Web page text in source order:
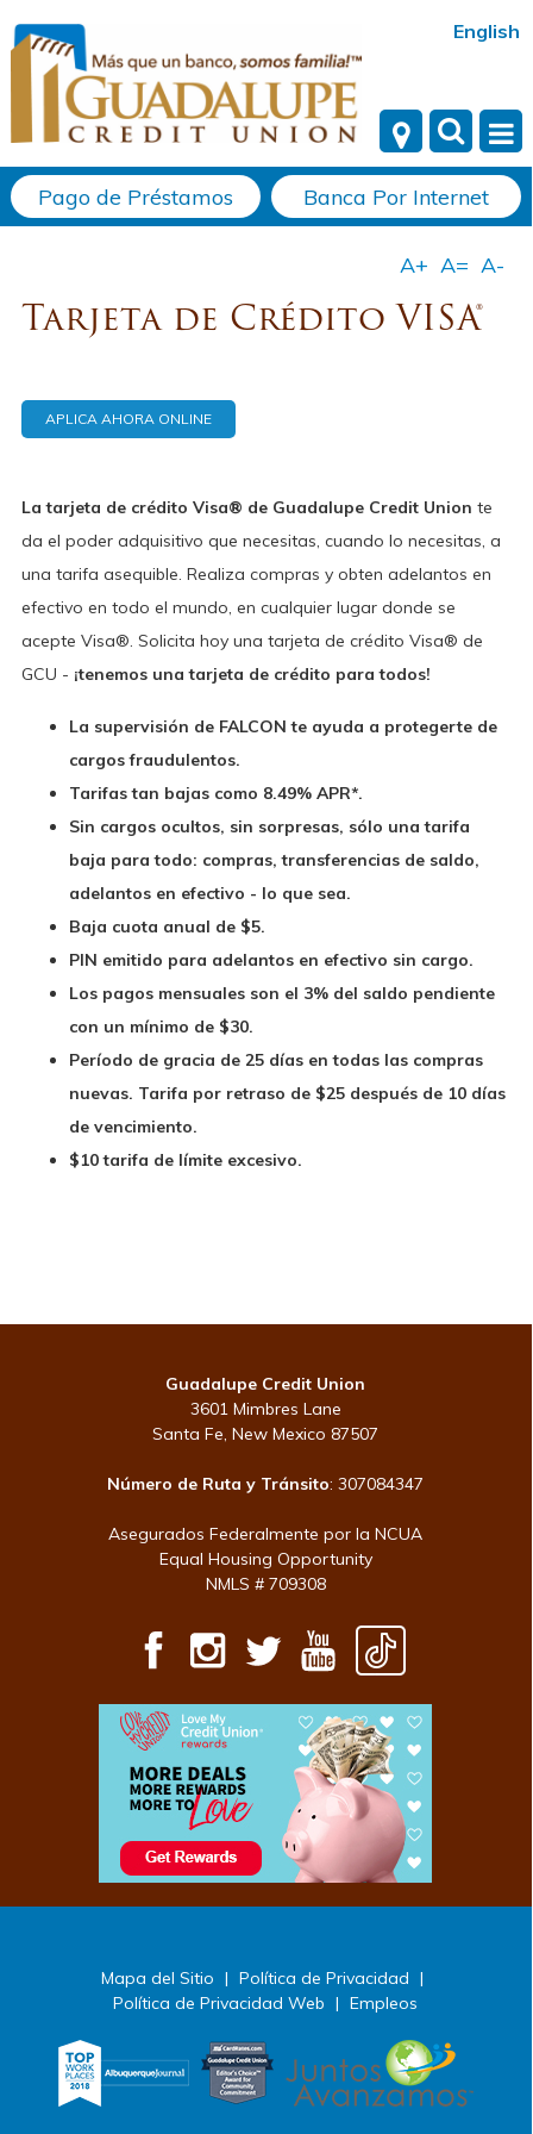
English
Pago de Préstamos Banca Por Internet
Tarjeta de Crédito VISA®
APLICA AHORA ONLINE
La tarjeta de crédito Visa® de Guadalupe Credit Union te
da el poder adquisitivo que necesitas, cuando lo necesitas, a
una tarifa asequible. Realiza compras y obten adelantos en
efectivo en todo el mundo, en cualquier lugar donde se
acepte Visa®. Solicita hoy una tarjeta de crédito Visa® de
GCU - ¡tenemos una tarjeta de crédito para todos!
La supervisión de FALCON te ayuda a protegerte de
cargos fraudulentos.
Tarifas tan bajas como 8.49% APR*.
Sin cargos ocultos, sin sorpresas, sólo una tarifa
baja para todo: compras, transferencias de saldo,
adelantos en efectivo - lo que sea.
Baja cuota anual de $5.
PIN emitido para adelantos en efectivo sin cargo.
Los pagos mensuales son el 3% del saldo pendiente
con un mínimo de $30.
Período de gracia de 25 días en todas las compras
nuevas. Tarifa por retraso de $25 después de 10 días
de vencimiento.
$10 tarifa de límite excesivo.
Guadalupe Credit Union
3601 Mimbres Lane
Santa Fe, New Mexico 87507
Número de Ruta y Tránsito: 307084347
Asegurados Federalmente por la NCUA
Equal Housing Opportunity
NMLS # 709308
Mapa del Sitio | Política de Privacidad |
Política de Privacidad Web | Empleos